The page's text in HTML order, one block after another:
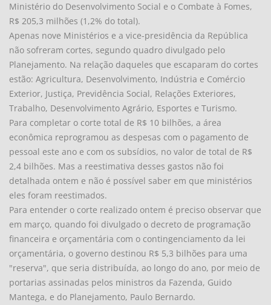
Ministério do Desenvolvimento Social e o Combate à Fomes,
R$ 205,3 milhões (1,2% do total).
Apenas nove Ministérios e a vice-presidência da República
não sofreram cortes, segundo quadro divulgado pelo
Planejamento. Na relação daqueles que escaparam do cortes
estão: Agricultura, Desenvolvimento, Indústria e Comércio
Exterior, Justiça, Previdência Social, Relações Exteriores,
Trabalho, Desenvolvimento Agrário, Esportes e Turismo.
Para completar o corte total de R$ 10 bilhões, a área
econômica reprogramou as despesas com o pagamento de
pessoal este ano e com os subsídios, no valor de total de R$
2,4 bilhões. Mas a reestimativa desses gastos não foi
detalhada ontem e não é possível saber em que ministérios
eles foram reestimados.
Para entender o corte realizado ontem é preciso observar que
em março, quando foi divulgado o decreto de programação
financeira e orçamentária com o contingenciamento da lei
orçamentária, o governo destinou R$ 5,3 bilhões para uma
"reserva", que seria distribuída, ao longo do ano, por meio de
portarias assinadas pelos ministros da Fazenda, Guido
Mantega, e do Planejamento, Paulo Bernardo.